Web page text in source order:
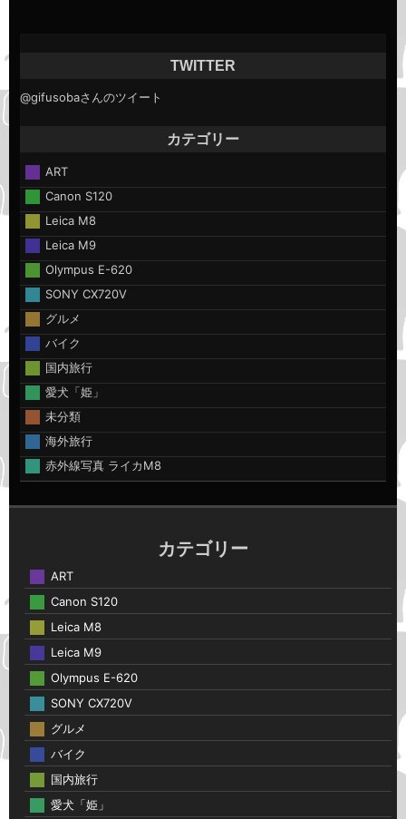
TWITTER
@gifusobaさんのツイート
カテゴリー
ART
Canon S120
Leica M8
Leica M9
Olympus E-620
SONY CX720V
グルメ
バイク
国内旅行
愛犬「姫」
未分類
海外旅行
赤外線写真 ライカM8
カテゴリー
ART
Canon S120
Leica M8
Leica M9
Olympus E-620
SONY CX720V
グルメ
バイク
国内旅行
愛犬「姫」